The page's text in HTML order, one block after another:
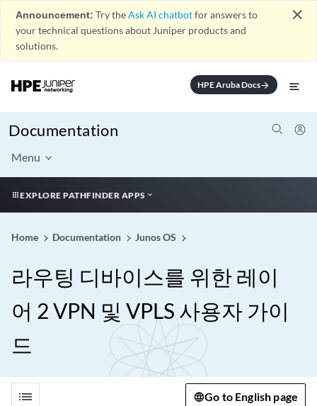
Announcement: Try theAsk AI chatbotfor answers to
your technical questions about Juniper products and
solutions.
close
HPE Aruba Docsarrow_forward
Documentation
Menu
EXPLORE PATHFINDER APPS
Home Documentation Junos OS
라우팅 디바이스를 위한 레이
어 2 VPN 및 VPLS 사용자 가이
드
list Go to English page